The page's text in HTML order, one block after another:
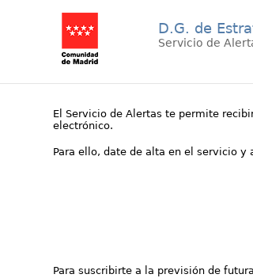
D.G. de
Servicio de
El Servicio de Alertas te permite
electrónico.
Para ello, date de alta en el servicio y
Para suscribirte a la previsión de